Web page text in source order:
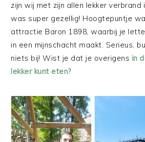
zijn wij met zijn allen lekker verbrand
was super gezellig! Hoogtepuntje
attractie Baron 1898, waarbij je
in een mijnschacht maakt. Serieus,
niets bij! Wist je dat je overigens in
lekker kunt eten?